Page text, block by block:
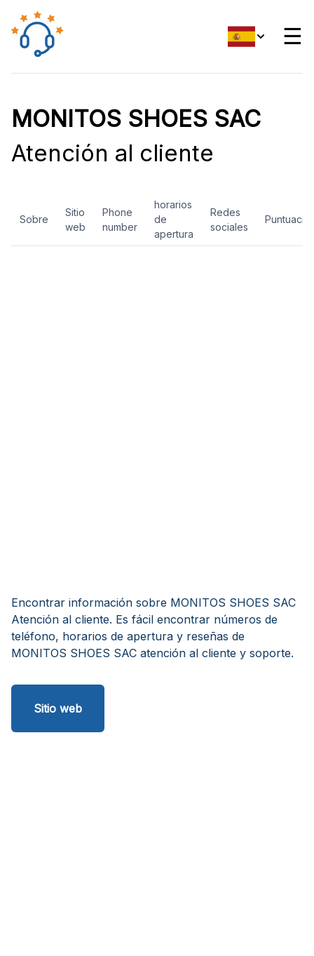
☰
MONITOS SHOES SAC
Atención al cliente
Sobre
Sitio
web
Phone
number
horarios
de
apertura
Redes
sociales
Encontrar información sobre MONITOS SHOES SAC
Atención al cliente. Es fácil encontrar números de
teléfono, horarios de apertura y reseñas de
MONITOS SHOES SAC atención al cliente y soporte.
Sitio web